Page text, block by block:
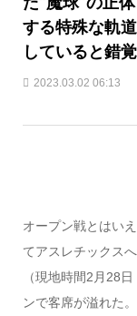
する特殊な軌
していると錯覚
2023.03.02 06:13
オープン戦とはい
てアスレチックス
（現地時間2月28
ンで客席が溢れた。